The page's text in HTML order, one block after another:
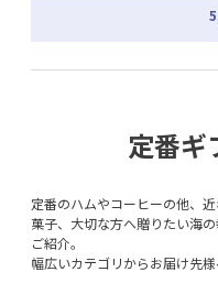
定番ギ
定番のハムやコーヒーの他、
菓子、大切な方へ贈りたい海
ご紹介。
幅広いカテゴリからお届け先